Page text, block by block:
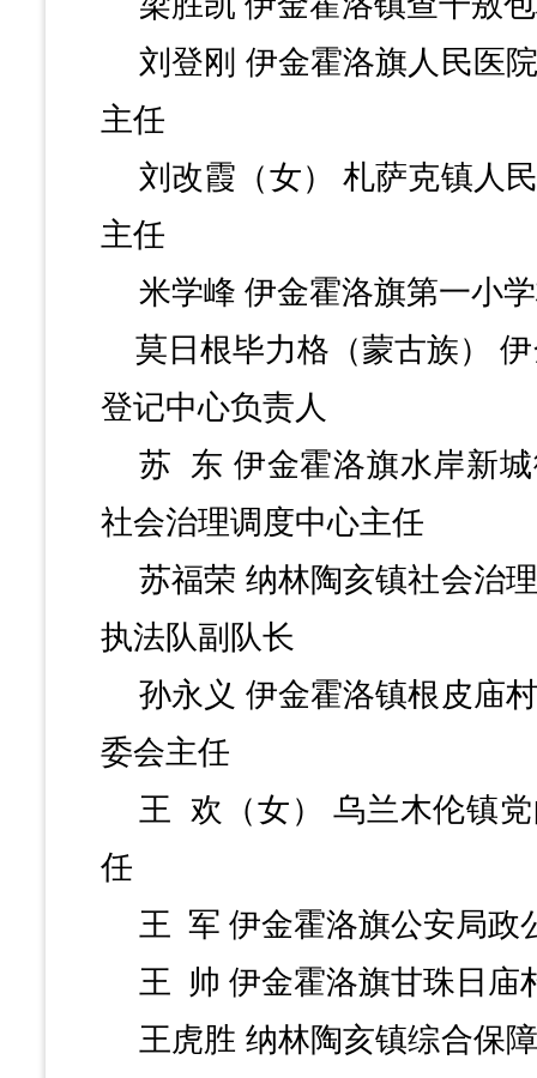
刘登刚 伊金霍洛旗人民医
主任
刘改霞（女）
札萨克镇人
主任
米学峰 伊金霍洛旗第一小
莫日根毕力格（蒙古族）
登记中心负责人
苏
东 伊金霍洛旗水岸新
社会治理调度中心主任
苏福荣 纳林陶亥镇社会治
执法队副队长
孙永义 伊金霍洛镇根皮庙
委会主任
王 欢（女）
乌兰木伦镇
任
王 军 伊金霍洛旗公安局政
王 帅 伊金霍洛旗甘珠日庙
王虎胜 纳林陶亥镇综合保